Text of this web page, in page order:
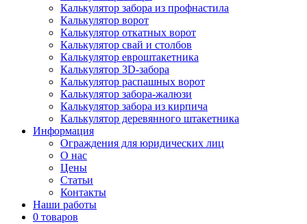
Калькулятор забора из профнастила
Калькулятор ворот
Калькулятор откатных ворот
Калькулятор свай и столбов
Калькулятор евроштакетника
Калькулятор 3D-забора
Калькулятор распашных ворот
Калькулятор забора-жалюзи
Калькулятор забора из кирпича
Калькулятор деревянного штакетника
Информация
Ограждения для юридических лиц
О нас
Цены
Статьи
Контакты
Наши работы
0 товаров